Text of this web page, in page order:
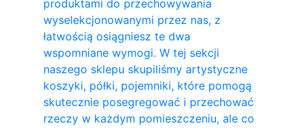
produktami do przechowywania
wyselekcjonowanymi przez nas, z
łatwością osiągniesz te dwa
wspomniane wymogi. W tej sekcji
naszego sklepu skupiliśmy artystyczne
koszyki, półki, pojemniki, które pomogą
skutecznie posegregować i przechować
rzeczy w każdym pomieszczeniu, ale co